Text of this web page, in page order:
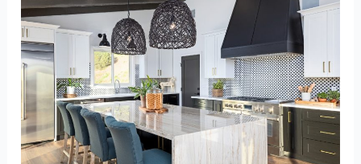
sem
gastar
tanto?
Descubra
7
ideias
econômicas